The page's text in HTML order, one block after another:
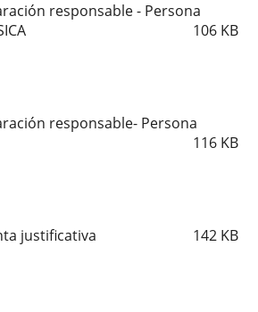
responsable - Persona
106 KB
responsable- Persona
116 KB
justificativa 142 KB